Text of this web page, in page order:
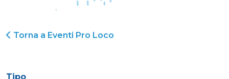
Torna a Eventi Pro Loco
Tipo